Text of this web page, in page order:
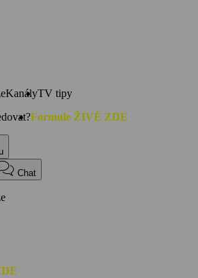
KanályTV tipy
Formule ŽIVĚ ZDE
Chat